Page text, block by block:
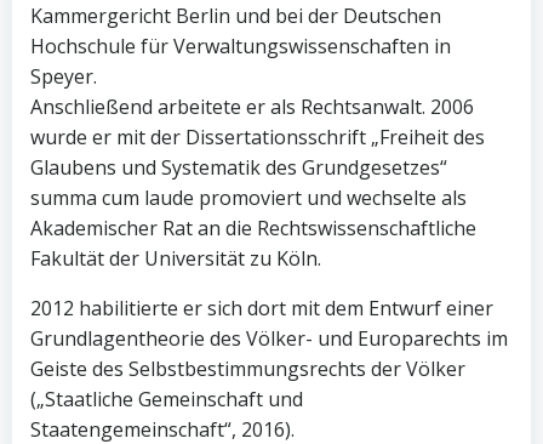
Kammergericht Berlin und bei der Deutschen
Hochschule für Verwaltungswissenschaften in
Speyer.
Anschließend arbeitete er als Rechtsanwalt. 2006
wurde er mit der Dissertationsschrift „Freiheit des
Glaubens und Systematik des Grundgesetzes“
summa cum laude promoviert und wechselte als
Akademischer Rat an die Rechtswissenschaftliche
Fakultät der Universität zu Köln.
2012 habilitierte er sich dort mit dem Entwurf einer
Grundlagentheorie des Völker- und Europarechts im
Geiste des Selbstbestimmungsrechts der Völker
(„Staatliche Gemeinschaft und
Staatengemeinschaft“, 2016).